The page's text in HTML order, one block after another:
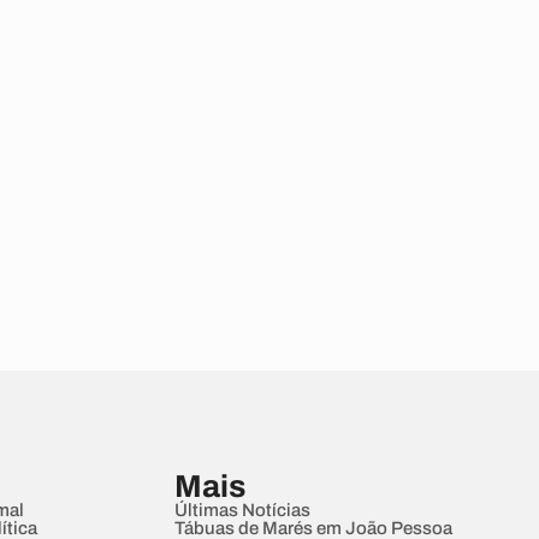
Mais
Últimas Notícias
Tábuas de Marés em João Pessoa